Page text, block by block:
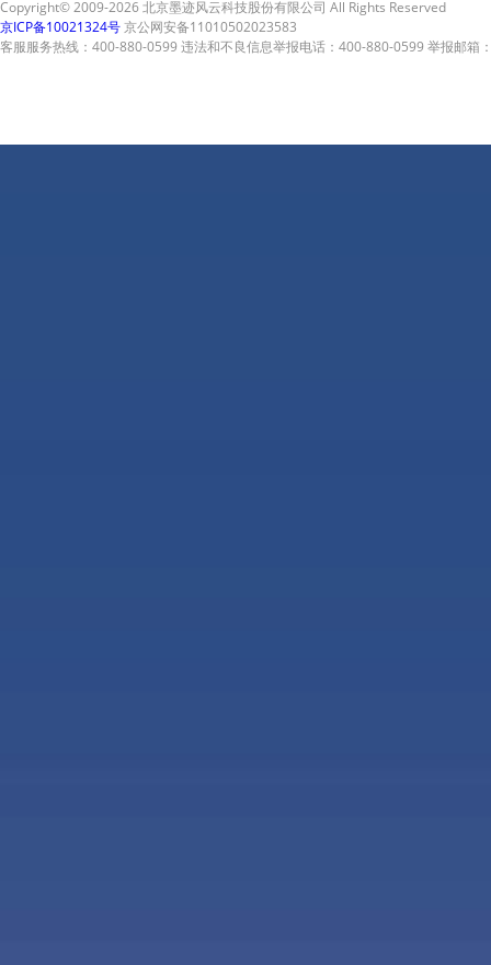
Copyright© 2009-2026 北京墨迹风云科技股份有限公司 All Rights Reserved
京ICP备10021324号京公网安备11010502023583
客服服务热线：400-880-0599 违法和不良信息举报电话：400-880-0599 举报邮箱